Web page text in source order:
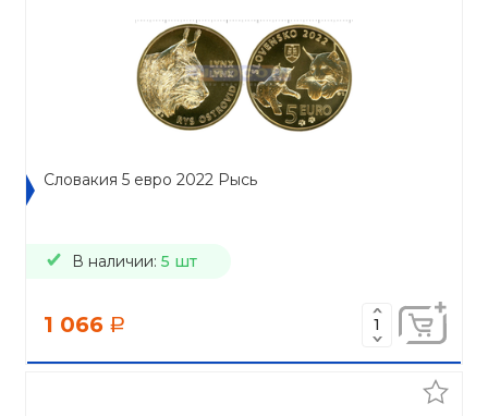
Словакия 5 евро 2022 Рысь
В наличии: 5 шт
1 066 a